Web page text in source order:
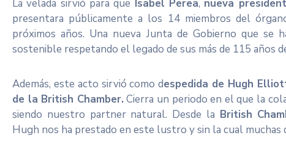
La velada sirvió para que Isabel Perea, nueva
presentara públicamente a los 14 miembros del
próximos años. Una nueva Junta de Gobierno que se
sostenible respetando el legado de sus más de 115 años
Además, este acto sirvió como despedida de Hugh
de la British Chamber. Cierra un periodo en el que la
siendo nuestro partner natural. Desde la British
Hugh nos ha prestado en este lustro y sin la cual muchas